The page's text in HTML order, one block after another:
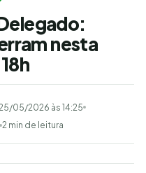
nesta
05/2026 às 14:25
2 min de leitura